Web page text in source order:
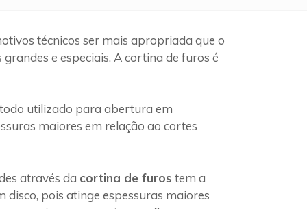
técnicos ser mais apropriada que o
e especiais. A cortina de furos é
utilizado para abertura em
maiores em relação ao cortes
através da cortina de furos tem a
pois atinge espessuras maiores